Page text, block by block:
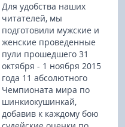
Для удобства наших
читателей, мы
подготовили мужские и
женские проведенные
пули прошедшего 31
октября - 1 ноября 2015
года 11 абсолютного
Чемпионата мира по
шинкиокушинкай,
добавив к каждому бою